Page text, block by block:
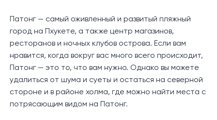
Патонг — самый оживленный и развитый пляжный
город на Пхукете, а также центр магазинов,
ресторанов и ночных клубов острова. Если вам
нравится, когда вокруг вас много всего происходит,
Патонг — это то, что вам нужно. Однако вы можете
удалиться от шума и суеты и остаться на северной
стороне и в районе холма, где можно найти места с
потрясающим видом на Патонг.